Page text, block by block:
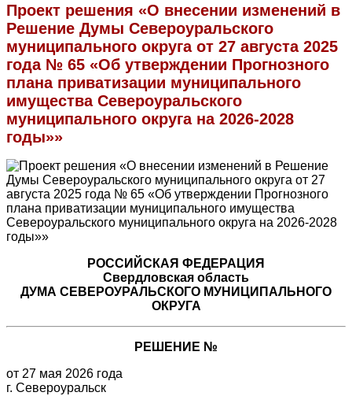
Проект решения «О внесении изменений в
Решение Думы Североуральского
муниципального округа от 27 августа 2025
года № 65 «Об утверждении Прогнозного
плана приватизации муниципального
имущества Североуральского
муниципального округа на 2026-2028
годы»»
РОССИЙСКАЯ ФЕДЕРАЦИЯ
Свердловская область
ДУМА СЕВЕРОУРАЛЬСКОГО МУНИЦИПАЛЬНОГО
ОКРУГА
РЕШЕНИЕ №
от 27 мая 2026 года
г. Североуральск